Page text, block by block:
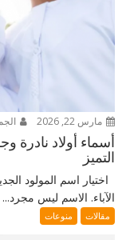
مارس 22, 2026
أسماء أولاد نادرة
التميز
اختيار اسم المولود
الآباء. الاسم ليس مجرد...
مقالات منوعات